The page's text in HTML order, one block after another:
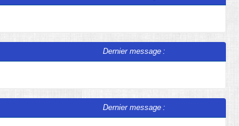
Dernier message :
Dernier message :